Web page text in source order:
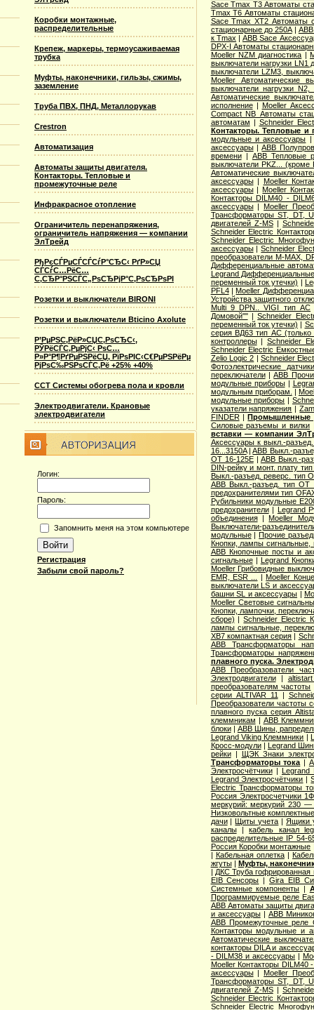
Коробки монтажные,
распределительные
Крепеж, маркеры, термоусаживаемая
трубка
Муфты, наконечники, гильзы, сжимы,
заземление
Труба ПВХ, ПНД, Металлорукав
Crestron
Автоматизация
Автоматы защиты двигателя.
Контакторы. Тепловые и
промежуточные реле
Инфракрасное отопление
Ограничитель перенапряжения,
ограничитель напряжения — компании
ЭлТрейд
РђРєСЃРµСЃСЃСѓР°СЂС‹ РґР»СЏ
СЃСѓС…РёС…
С‚СЂР°РЅСЃС„РѕСЂРјР°С‚РѕСЂРѕРІ
Розетки и выключатели BIRONI
Розетки и выключатели Bticino Axolute
Р’РµРЅС‚РёР»СЏС‚РѕСЂС‹,
РЎРёСЃС‚РµРјС‹ РѕС…
Р»Р°Р¶РґРµРЅРёСЏ, РїРѕРІС‹С€РµРЅРёРµ
РјРѕС‰РЅРѕСЃС‚Рё +25% +40%
ССТ Системы обогрева пола и кровли
Электродвигатели. Крановые
электродвигатели
Логин:
Пароль:
Запомнить меня на этом компьютере
Регистрация
Забыли свой пароль?
Sace Tmax T3 Автоматы
Tmax T6 Автоматы
Sace Tmax XT2 Автоматы
стационарные до 250А|
к Tmax | ABB Sace
DPX-I Автоматы
Moeller NZM диагностика |
выключатели нагрузки LN1
выключатели LZM3,
Moeller Автоматические
выключатели нагрузки
Автоматические
исполнение| Moeller
Compact NB Автоматы
автоматам | Schneider
Контакторы. Тепловые и
модульные и аксессуары
аксессуары|ABB
времени| ABB Тепловые
выключатели PKZ... (кроме
Автоматические
аксессуары| Moeller
аксессуары|Moeller
Контакторы DILM40 -
аксессуары|Moeller
Трансформаторы ST, DT,
двигателей Z-MS|
Schneider Electric
Schneider Electric
аксессуары|Schneider
преобразователи M-MAX,
Дифференциальные
Legrand
переменный ток утечки) |
PFL4|Moeller
Устройства защитного
Multi 9 DPN.. VIGI тип AС
Домовой""|Schneider
переменный ток утечки) |
серия ВД63 тип АС (только
контроллеры| Schneider
Schneider Electric
Zelio Logic 2 | Schneider
Фотоэлектрические датчики
переключатели|ABB
модульные приборы|
модульным приборам.
|
модульные приборы |
указатели напряжения |
FINDER|Промышленные
Cиловые разъемы и вилки
вставки — компании
Аксессуары к выкл.-
16...3150A|ABB Выкл.-
OT 16-125E| ABB Выкл.-
DIN-рейку и монт. плату
Выкл.-разъед. реверс. тип
ABB Выкл.-разъед. тип OT
предохранителями тип
Рубильники модульные
предохранители| Legrand
объединения|Moeller
Выключатели-
модульные|Прочие
Кнопки, лампы сигнальные,
ABB Кнопочные посты и
сигнальные| Legrand
Moeller Грибовидные
EMR, ESR ...
|Moeller
выключатели LS и
башни SL и аксессуары |
Moeller Световые
Кнопки, лампочки,
сборе) |Schneider Electric
лампы сигнальные,
XB7 компактная серия |
ABB Трансформаторы
Трансформаторы
плавного пуска.
ABB Преобразователи
Электродвигатели|
преобразователям частоты
серии ALTIVAR 11
|
Преобразователи частоты
плавного пуска серия
клеммникам | ABB
блоки| ABB Шины,
Legrand Viking Клеммники |
Кросс-модули| Legrand
рейки| ЩЭК Знаки
Трансформаторы тока |
Электросчётчики| Legrand
Legrand Электросчётчики |
Electric Трансформаторы
Россия Электросчетчики
меркурий: меркурий 230 —
Низковольтные
дачи|Щиты учета |Ящики
каналы|кабель канал
распределительные IP 54-
Россия Коробки монтажные
| Кабельная оплетка|
жгуты| Муфты,
| ДКС Труба гофрированная
EIB Сенсоры |Gira EIB
Системные компоненты |
Программируемые реле
ABB Автоматы защиты
и аксессуары|ABB
ABB Промежуточные реле
Контакторы модульные и
Автоматические
контакторы DILA и
- DILM38 и аксессуары |
Moeller Контакторы DILM40
аксессуары|Moeller
Трансформаторы ST, DT,
двигателей Z-MS|
Schneider Electric
Schneider Electric